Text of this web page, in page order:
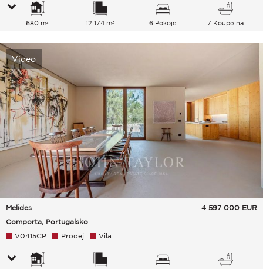
680 m² 12 174 m² 6 Pokoje 7 Koupelna
Video
Melides
Comporta, Portugalsko
4 597 000 EUR
V0415CP Prodej Vila